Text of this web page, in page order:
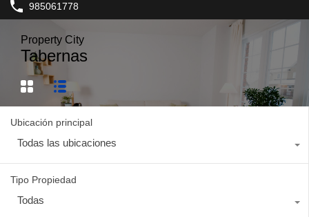
985061778
Property City
Tabernas
Ubicación principal
Todas las ubicaciones
Tipo Propiedad
Todas